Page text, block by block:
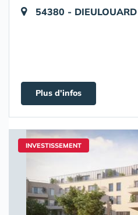
54380 - DIEULOUARD
Plus d'infos
INVESTISSEMENT